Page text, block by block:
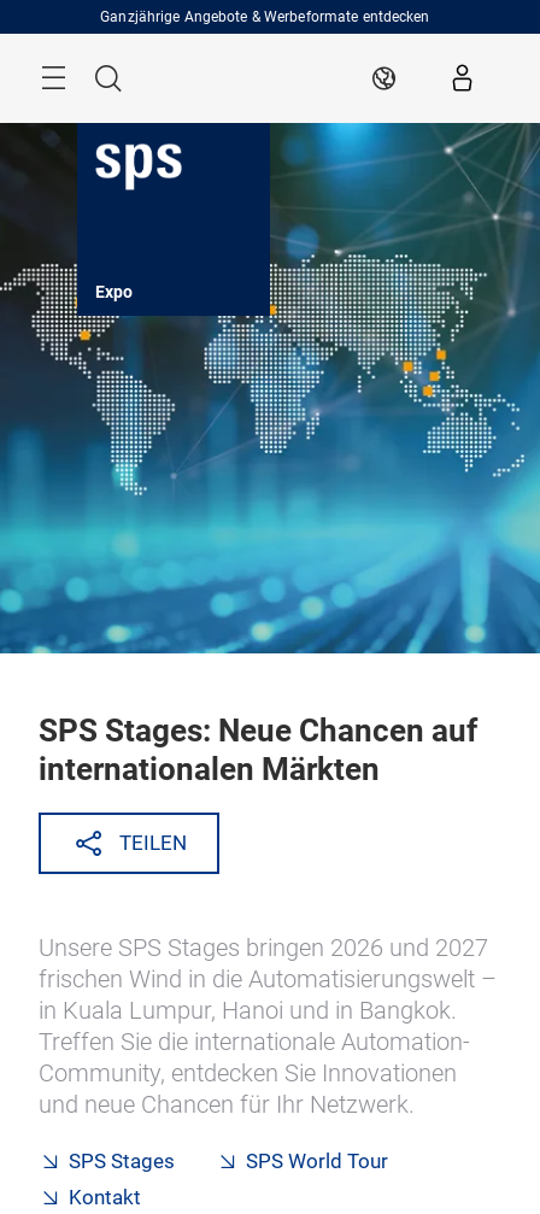
Ganzjährige Angebote & Werbeformate entdecken
Suche DE
Expo
SPS Stages: Neue Chancen auf
internationalen Märkten
TEILEN
Unsere SPS Stages bringen 2026 und 2027
frischen Wind in die Automatisierungswelt –
in Kuala Lumpur, Hanoi und in Bangkok.
Treffen Sie die internationale Automation-
Community, entdecken Sie Innovationen
und neue Chancen für Ihr Netzwerk.
SPS Stages
SPS World Tour
Kontakt